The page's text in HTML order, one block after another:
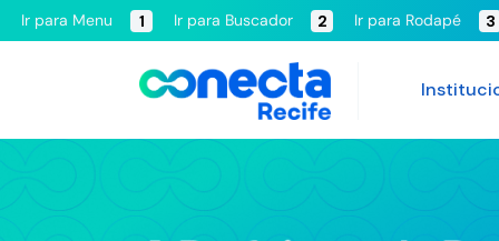
Ir para Menu 1 Ir para Buscador 2 Ir para Rodapé 3